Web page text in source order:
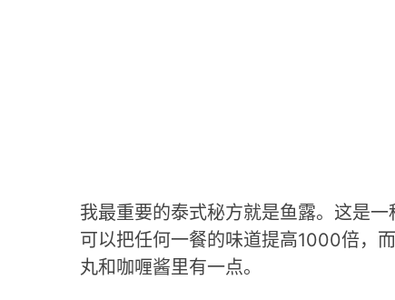
我最重要的泰式秘方就是鱼露。这是
可以把任何一餐的味道提高1000倍，
丸和咖喱酱里有一点。